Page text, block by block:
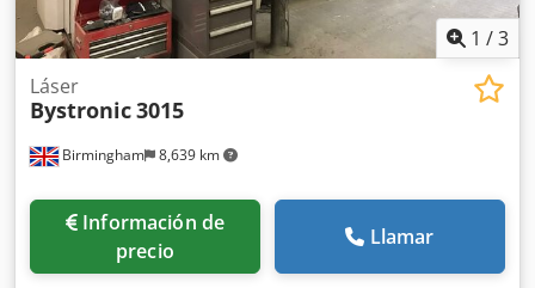
1 /3
Birmingham 8,639 km
Láser
Bystronic3015
Información de
precio
Llamar